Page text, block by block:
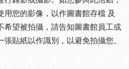
用您的影像，以作圖書館存檔 及
希望被拍攝，請告知圖書館員工或
貼紙以作識別，以避免拍攝您。